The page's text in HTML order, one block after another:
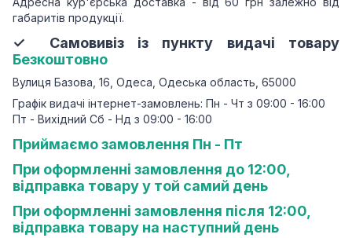
габаритів продукції.
✓ Самовивіз із пункту видачі товару
Безкоштовно
Вулиця Базова, 16, Одеса, Одеська область, 65000
Графік видачі інтернет-замовлень: Пн - Чт з 09:00 - 16:00
Пт - Вихідний Сб - Нд з 09:00 - 16:00
Приймаємо замовлення Пн - Пт
При оформленні замовлення до 12:00,
відправка товару у той самий день
При оформленні замовлення після 12:00,
відправка товару на наступний день